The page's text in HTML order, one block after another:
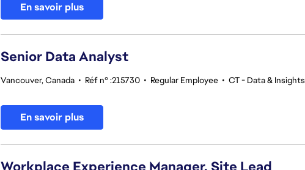
En savoir plus
Senior Data Analyst
Vancouver, Canada • Réf n° :215730 • Regular Employee • CT - Data & Insights
En savoir plus